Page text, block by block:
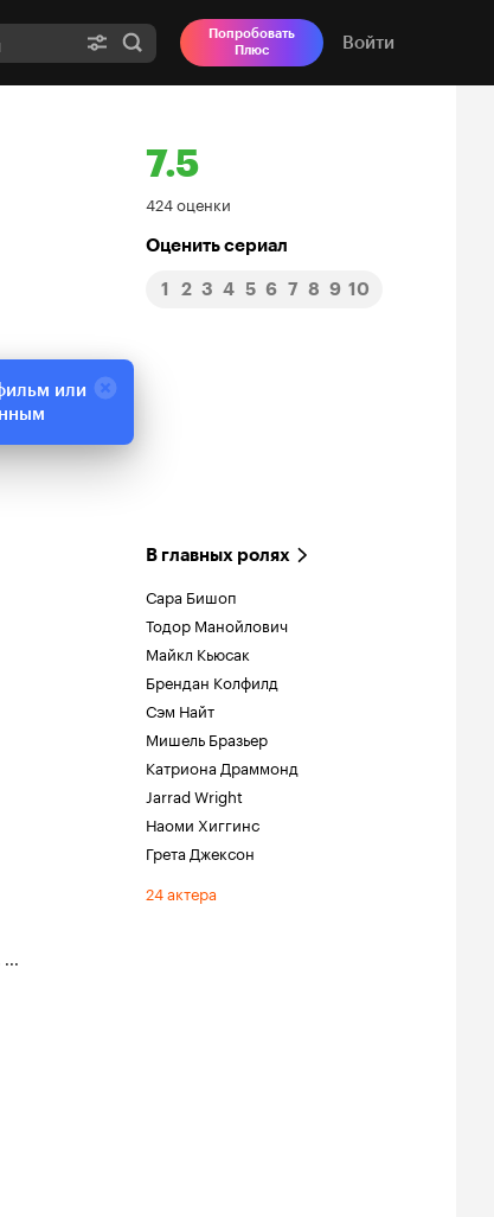
Попробовать
Плюс
Войти
7.5
Рейтинг
Кинопоиска
7.5
424 оценки
Оценить сериал
1 2 3 4 5 6 7 8 9 10
...
В главных ролях
Сара Бишоп
Тодор Манойлович
Майкл Кьюсак
Брендан Колфилд
Сэм Найт
Мишель Бразьер
Катриона Драммонд
Jarrad Wright
Наоми Хиггинс
Грета Джексон
24 актера
или